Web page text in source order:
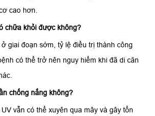
cao hơn.
chữa khỏi được không?
giai đoạn sớm, tỷ lệ điều trị thành công
có thể trở nên nguy hiểm khi đã di căn
chống nắng không?
vẫn có thể xuyên qua mây và gây tổn